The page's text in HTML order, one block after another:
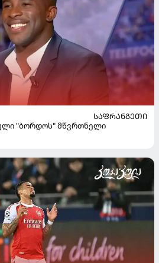
ᲡᲐᲤᲠᲐᲜᲒᲔᲗᲘ
"ბორდოს" მწვრთნელი